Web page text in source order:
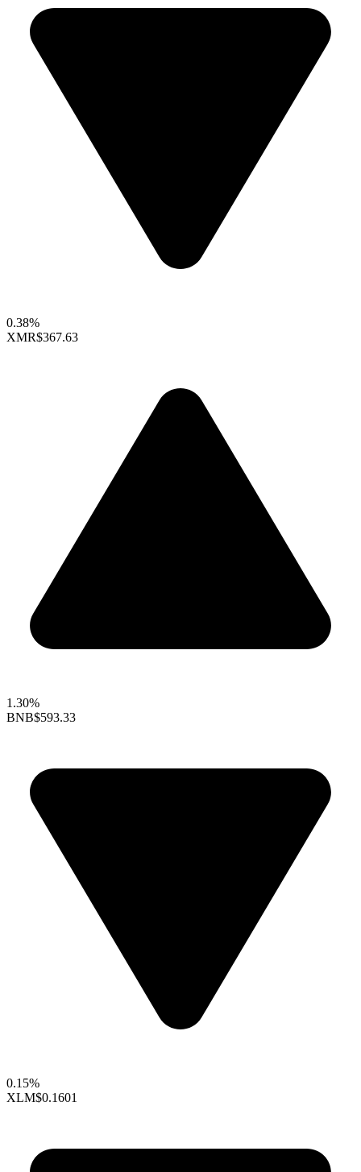
0.38%
XMR$367.63
1.30%
BNB$593.33
0.15%
XLM$0.1601